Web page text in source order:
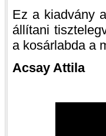
Ez a kiadvány
állítani
a kosárlabda a
Acsay Attila